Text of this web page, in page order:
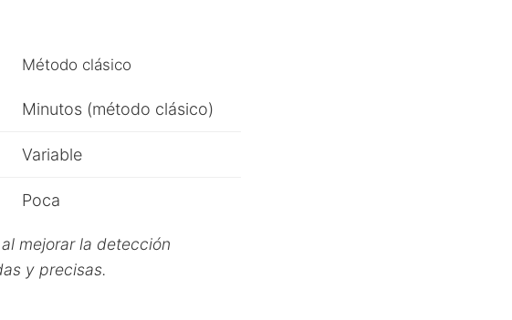
Método clásico
Minutos (método clásico)
Variable
Poca
mejorar la detección
y precisas.